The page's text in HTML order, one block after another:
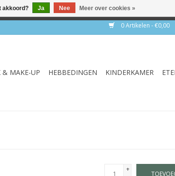
0 Artikelen - €0,00
& MAKE-UP HEBBEDINGEN KINDERKAMER
+
akkoord? Ja Nee Meer over cookies »
€75 ✔ Levertijd 1-3 werkdagen